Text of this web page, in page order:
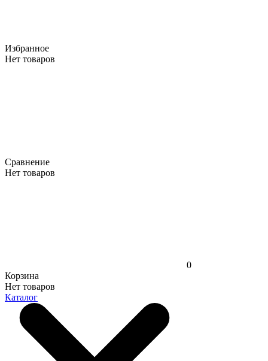
Избранное
Нет товаров
Сравнение
Нет товаров
0
Корзина
Нет товаров
Каталог